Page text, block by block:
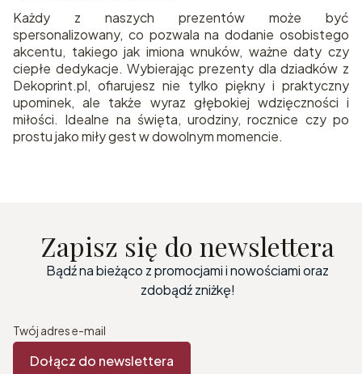
Każdy z naszych prezentów może być
spersonalizowany, co pozwala na dodanie osobistego
akcentu, takiego jak imiona wnuków, ważne daty czy
ciepłe dedykacje. Wybierając prezenty dla dziadków z
Dekoprint.pl, ofiarujesz nie tylko piękny i praktyczny
upominek, ale także wyraz głębokiej wdzięczności i
miłości. Idealne na święta, urodziny, rocznice czy po
prostu jako miły gest w dowolnym momencie.
Zapisz się do newslettera
Bądź na bieżąco z promocjami i nowościami oraz
zdobądź zniżkę!
Twój adres e-mail
Dołącz do newslettera